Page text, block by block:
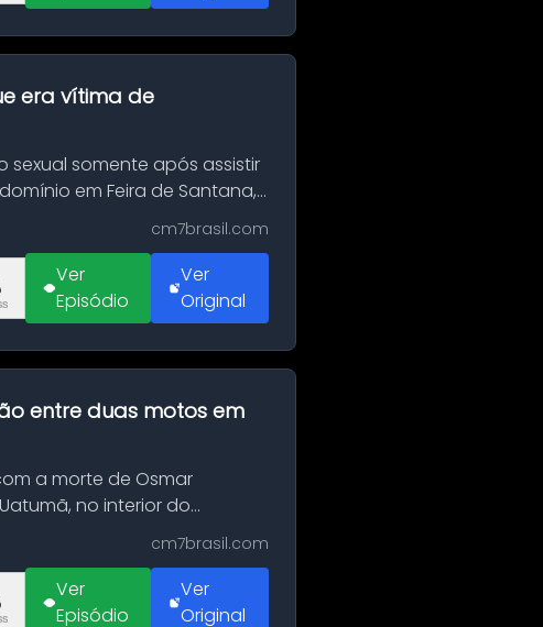
era vítima de
sexual somente após assistir
em Feira de Santana,
cm7brasil.com
Ver
Episódio
Ver
Original
entre duas motos em
a morte de Osmar
no interior do
cm7brasil.com
Ver
Episódio
Ver
Original